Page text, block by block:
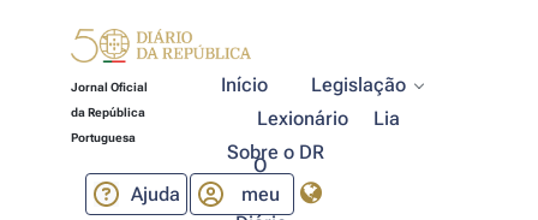
Jornal Oficial
da República
Portuguesa
Início
Legislação
Lexionário
Lia
Sobre o DR
Ajuda
O
meu